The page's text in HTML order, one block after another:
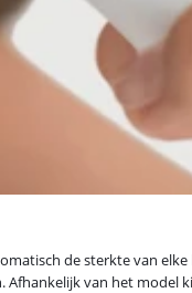
de sterkte van
van het model